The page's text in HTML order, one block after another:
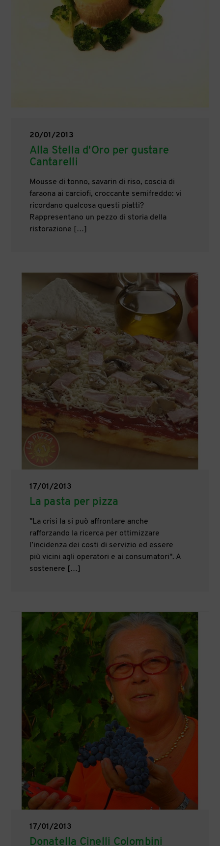
20/01/2013
Alla Stella d'Oro per gustare
Cantarelli
Mousse di tonno, savarin di riso, coscia di
faraona ai carciofi, croccante semifreddo: vi
ricordano qualcosa questi piatti?
Rappresentano un pezzo di storia della
ristorazione […]
17/01/2013
La pasta per pizza
"La crisi la si può affrontare anche
rafforzando la ricerca per ottimizzare
l’incidenza dei costi di servizio ed essere
più vicini agli operatori e ai consumatori". A
sostenere […]
17/01/2013
Donatella Cinelli Colombini